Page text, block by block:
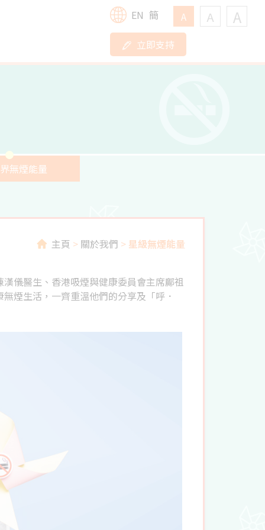
A A A
EN 簡
立即支持
無煙能量
主頁 > 關於我們 > 星級無煙能量
儀醫生、香港吸煙與健康委員會主席鄺祖
煙生活，一齊重溫他們的分享及「呼．